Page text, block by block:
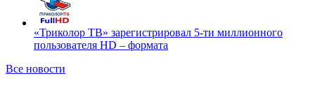
«Триколор ТВ» зарегистрировал 5-ти миллионного
пользователя HD – формата
Все новости